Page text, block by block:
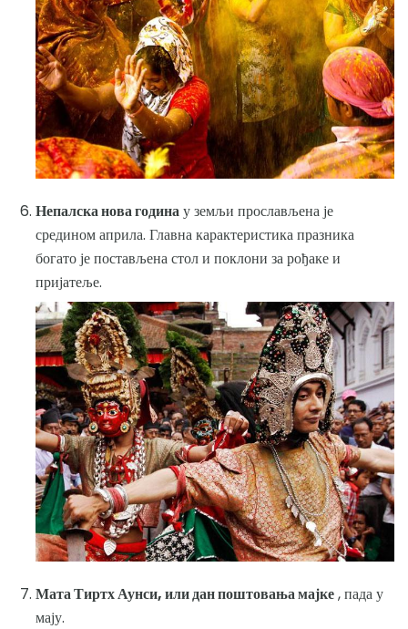
Непалска нова годинау земљи прослављена је
средином априла. Главна карактеристика празника
богато је постављена стол и поклони за рођаке и
пријатеље.
Мата Тиртх Аунси, или дан поштовања мајке, пада у
мају.